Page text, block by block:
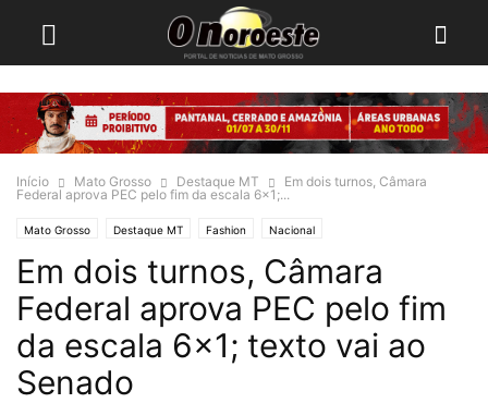
Início Mato Grosso Destaque MT
Em dois turnos, Câmara
Federal aprova PEC pelo fim da escala 6×1;...
Mato Grosso Destaque MT Fashion Nacional
Em dois turnos, Câmara
Federal aprova PEC pelo fim
da escala 6×1; texto vai ao
Senado